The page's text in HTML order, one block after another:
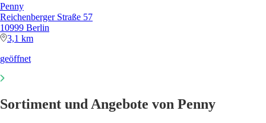
Penny
Reichenberger Straße 57
10999 Berlin
3,1 km
geöffnet
Sortiment und Angebote von Penny